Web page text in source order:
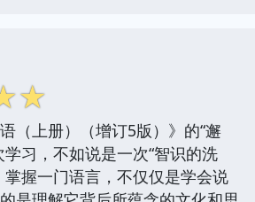
☆
（上册）（增订5版）》的“邂
习，不如说是一次“智识的洗
掌握一门语言，不仅仅是学会说